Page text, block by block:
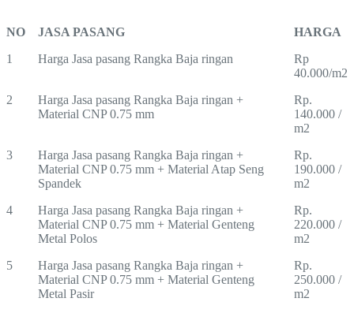
NO JASA PASANG
HARGA
1
Harga Jasa pasang Rangka Baja ringan
Rp
40.000/m2
2
Harga Jasa pasang Rangka Baja ringan +
Material CNP 0.75 mm
Rp.
140.000 /
m2
3
Harga Jasa pasang Rangka Baja ringan +
Material CNP 0.75 mm + Material Atap Seng
Spandek
Rp.
190.000 /
m2
4
Harga Jasa pasang Rangka Baja ringan +
Material CNP 0.75 mm + Material Genteng
Metal Polos
Rp.
220.000 /
m2
5
Harga Jasa pasang Rangka Baja ringan +
Material CNP 0.75 mm + Material Genteng
Metal Pasir
Rp.
250.000 /
m2